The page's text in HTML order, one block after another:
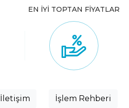
EN İYİ TOPTAN FİYATLAR
İletişim İşlem Rehberi